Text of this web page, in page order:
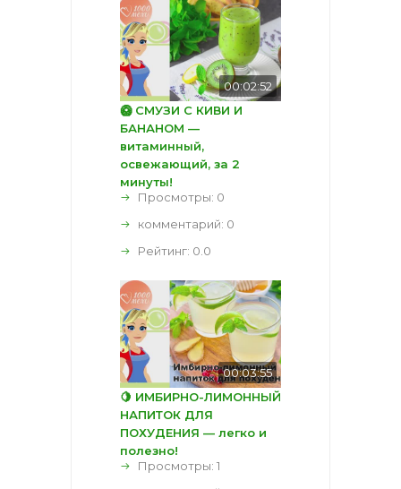
00:02:52
🥝 СМУЗИ С КИВИ И
БАНАНОМ —
витаминный,
освежающий, за 2
минуты!
Просмотры: 0
комментарий: 0
Рейтинг: 0.0
00:03:55
🍋 ИМБИРНО-ЛИМОННЫЙ
НАПИТОК ДЛЯ
ПОХУДЕНИЯ — легко и
полезно!
Просмотры: 1